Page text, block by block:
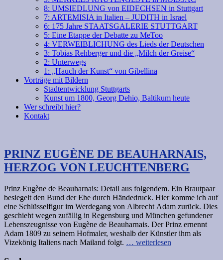
8: UMSIEDLUNG von EIDECHSEN in Stuttgart
7: ARTEMISIA in Italien – JUDITH in Israel
6: 175 Jahre STAATSGALERIE STUTTGART
5: Eine Etappe der Debatte zu MeToo
4: VERWEIBLICHUNG des Lieds der Deutschen
3: Tobias Rehberger und die „Milch der Greise“
2: Unterwegs
1: „Hauch der Kunst“ von Gibellina
Vorträge mit Bildern
Stadtentwicklung Stuttgarts
Kunst um 1800, Georg Dehio, Baltikum heute
Wer schreibt hier?
Kontakt
PRINZ EUGÈNE DE BEAUHARNAIS,
HERZOG VON LEUCHTENBERG
Prinz Eugène de Beauharnais: Detail aus folgendem. Ein Brautpaar
besiegelt den Bund der Ehe durch Händedruck. Hier komme ich auf
eine Schlüsselfigur im Werdegang von Albrecht Adam zurück. Dies
geschieht wegen zufällig in Regensburg und München gefundener
Lebenszeugnisse von Eugène de Beauharnais. Der Prinz ernennt
Adam 1809 zu seinem Hofmaler, weshalb der Künstler ihm als
Vizekönig Italiens nach Mailand folgt. … weiterlesen